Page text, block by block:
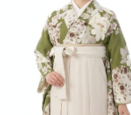
お客様